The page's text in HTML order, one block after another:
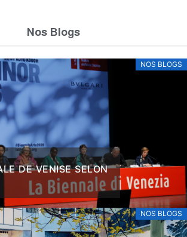
Nos Blogs
NOS BLOGS
DE VENISE SELON
NOS BLOGS